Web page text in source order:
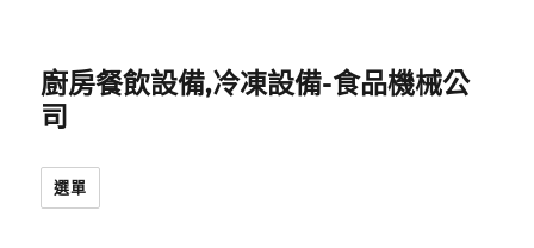
廚房餐飲設備,冷凍設備-食品機械公
司
選單